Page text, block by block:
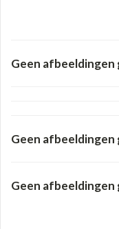
Geen afbeeldingen
Geen afbeeldingen
Geen afbeeldingen